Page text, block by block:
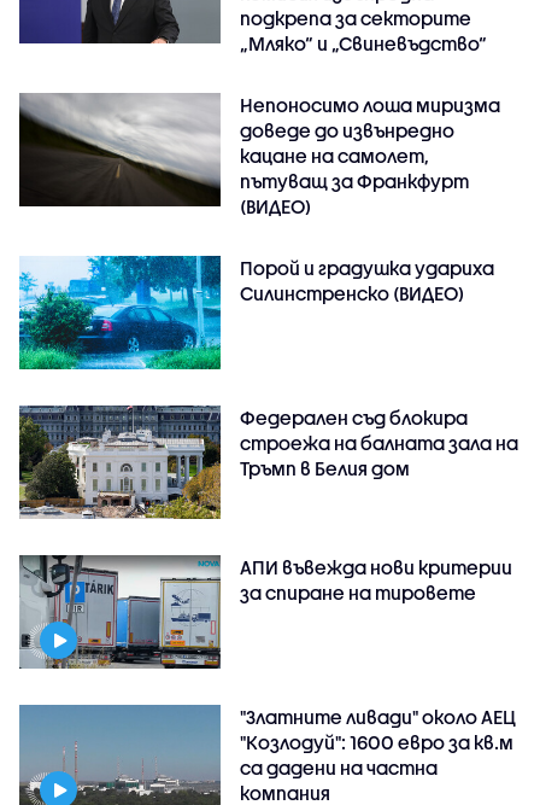
подкрепа за секторите
„Мляко“ и „Свиневъдство“
Непоносимо лоша миризма
доведе до извънредно
кацане на самолет,
пътуващ за Франкфурт
(ВИДЕО)
Порой и градушка удариха
Силинстренско (ВИДЕО)
Федерален съд блокира
строежа на балната зала на
Тръмп в Белия дом
АПИ въвежда нови критерии
за спиране на тировете
"Златните ливади" около АЕЦ
"Козлодуй": 1600 евро за кв.м
са дадени на частна
компания